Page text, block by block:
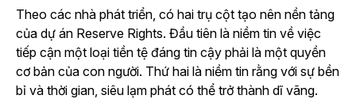
Theo các nhà phát triển, có hai trụ cột tạo nên nền tảng
của dự án Reserve Rights. Đầu tiên là niềm tin về việc
tiếp cận một loại tiền tệ đáng tin cậy phải là một quyền
cơ bản của con người. Thứ hai là niềm tin rằng với sự bền
bỉ và thời gian, siêu lạm phát có thể trở thành dĩ vãng.